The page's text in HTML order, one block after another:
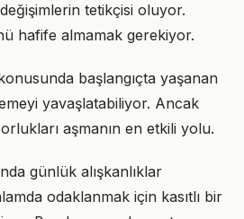
tetikçisi oluyor.
hafife almamak gerekiyor.
başlangıçta yaşanan
yavaşlatabiliyor. Ancak
aşmanın en etkili yolu.
günlük alışkanlıklar
odaklanmak için kasıtlı bir